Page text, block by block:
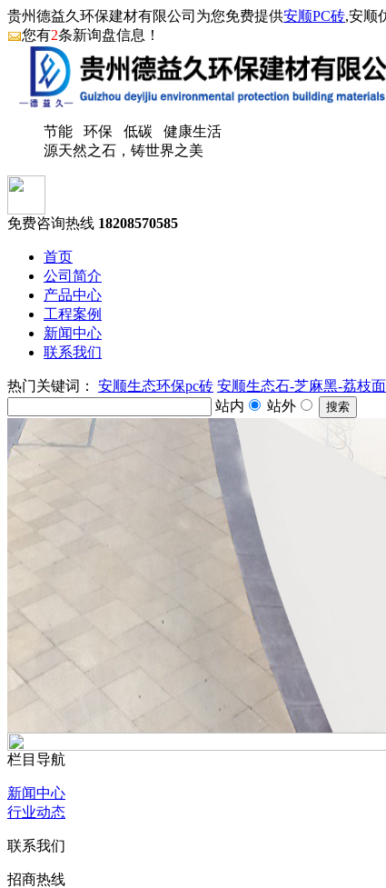
贵州德益久环保建材有限公司为您免费提供安顺PC砖,安顺
您有2条新询盘信息！
节能 环保 低碳 健康生活
源天然之石，铸世界之美
免费咨询热线 18208570585
首页
公司简介
产品中心
工程案例
新闻中心
联系我们
热门关键词： 安顺生态环保pc砖 安顺生态石-芝麻黑-荔枝面
站内
站外
栏目导航
新闻中心
行业动态
联系我们
招商热线